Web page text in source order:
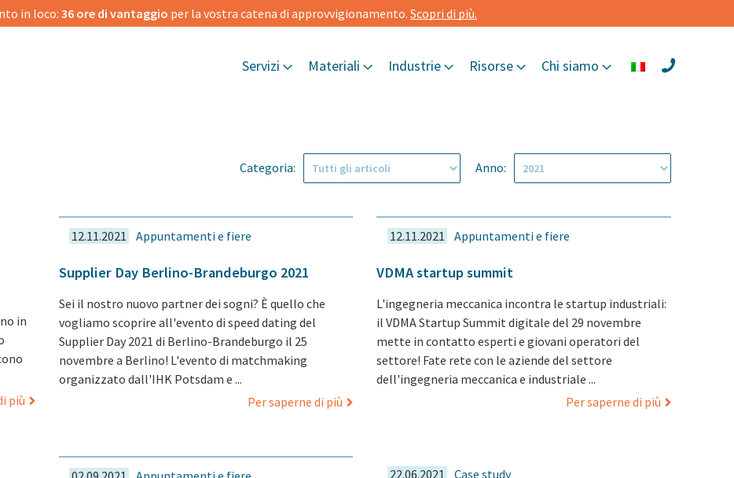
in loco: 36 ore di vantaggio per la vostra catena di approvvigionamento. Scopri di più.
Servizi Materiali Industrie Risorse Chi siamo
Categoria: Anno:
in
più
12.11.2021 Appuntamenti e fiere
Supplier Day Berlino-Brandeburgo 2021
Sei il nostro nuovo partner dei sogni? È quello che
vogliamo scoprire all'evento di speed dating del
Supplier Day 2021 di Berlino-Brandeburgo il 25
novembre a Berlino! L'evento di matchmaking
organizzato dall'IHK Potsdam e ...
Per saperne di più
12.11.2021 Appuntamenti e fiere
VDMA startup summit
L'ingegneria meccanica incontra le startup industriali:
il VDMA Startup Summit digitale del 29 novembre
mette in contatto esperti e giovani operatori del
settore! Fate rete con le aziende del settore
dell'ingegneria meccanica e industriale ...
Per saperne di più
22.06.2021 Case study